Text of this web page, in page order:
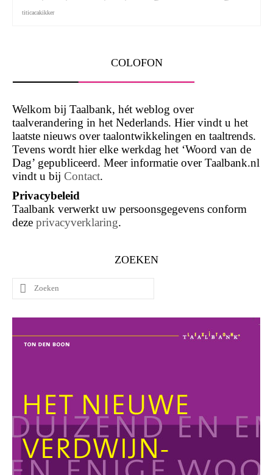
titicacakikker
COLOFON
Welkom bij Taalbank, hét weblog over
taalverandering in het Nederlands. Hier vindt u het
laatste nieuws over taalontwikkelingen en taaltrends.
Tevens wordt hier elke werkdag het ‘Woord van de
Dag’ gepubliceerd. Meer informatie over Taalbank.nl
vindt u bij Contact.
Privacybeleid
Taalbank verwerkt uw persoonsgegevens conform
deze privacyverklaring.
ZOEKEN
Zoeken
naar: